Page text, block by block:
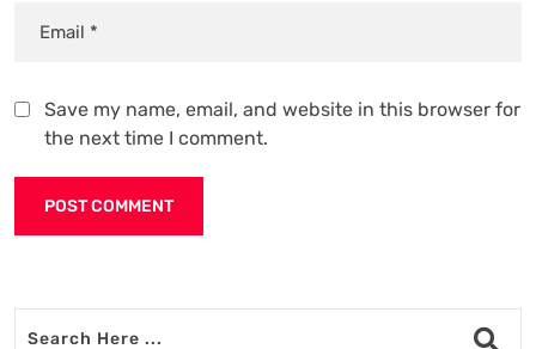
Save my name, email, and website in this browser for
the next time I comment.